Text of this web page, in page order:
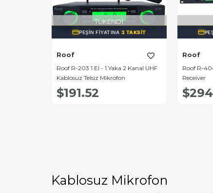
TÜKENDI
PEŞIN FIYATINA 3 TAKSIT
Roof
Roof R-203 1 El - 1 Yaka 2 Kanal UHF
Kablosuz Telsiz Mikrofon
$191.52
Roof
Roof R-
Receiver
Kablosuz Mikrofon